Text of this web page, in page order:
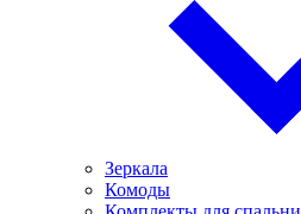
Зеркала
Комоды